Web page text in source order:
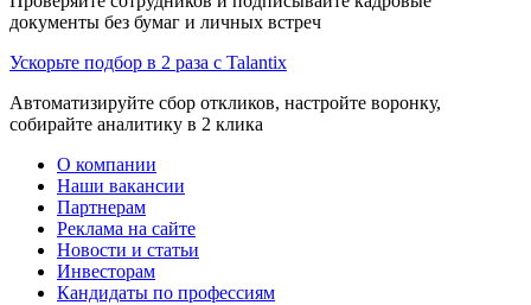
документы без бумаг и личных встреч
Ускорьте подбор в 2 раза с Talantix
Автоматизируйте сбор откликов, настройте воронку,
собирайте аналитику в 2 клика
О компании
Наши вакансии
Партнерам
Реклама на сайте
Новости и статьи
Инвесторам
Кандидаты по профессиям